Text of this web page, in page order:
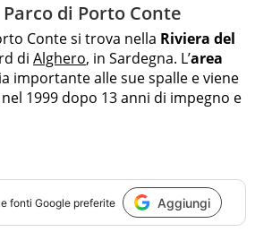
di Porto Conte
Conte si trova nella Riviera del
di Alghero, in Sardegna. L’area
importante alle sue spalle e viene
1999 dopo 13 anni di impegno e
fonti Google preferite Aggiungi